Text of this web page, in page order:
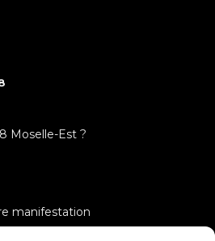
Moselle-Est ?
manifestation